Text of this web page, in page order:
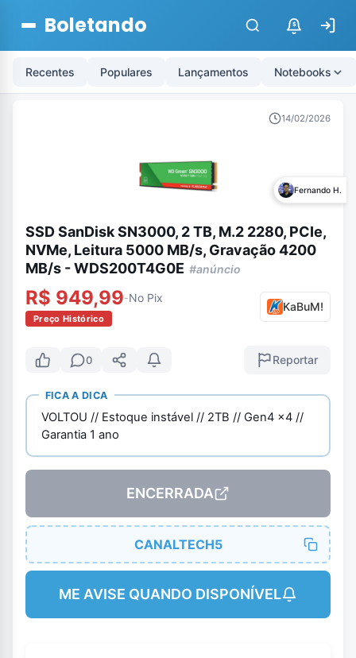
Boletando $
Recentes Populares Lançamentos Notebooks
14/02/2026
Fernando H.
SSD SanDisk SN3000, 2 TB, M.2 2280, PCIe,
NVMe, Leitura 5000 MB/s, Gravação 4200
MB/s - WDS200T4G0E #anúncio
R$ 949,99-No Pix
Preço Histórico
KaBuM!
0 Reportar
FICA A DICA
VOLTOU // Estoque instável // 2TB // Gen4 x4 //
Garantia 1 ano
ENCERRADA
CANALTECH5
ME AVISE QUANDO DISPONÍVEL